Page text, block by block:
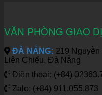
VĂN PHÒNG GIAO
ĐÀ NẴNG: 219
Liên Chiểu, Đà Nẵng
Điện thoại: (+84)
Zalo: (+84) 911.055.873